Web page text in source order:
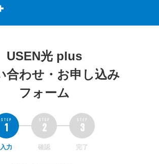
USEN光 plus
合わせ・お申し込み
フォーム
入力 確認 完了